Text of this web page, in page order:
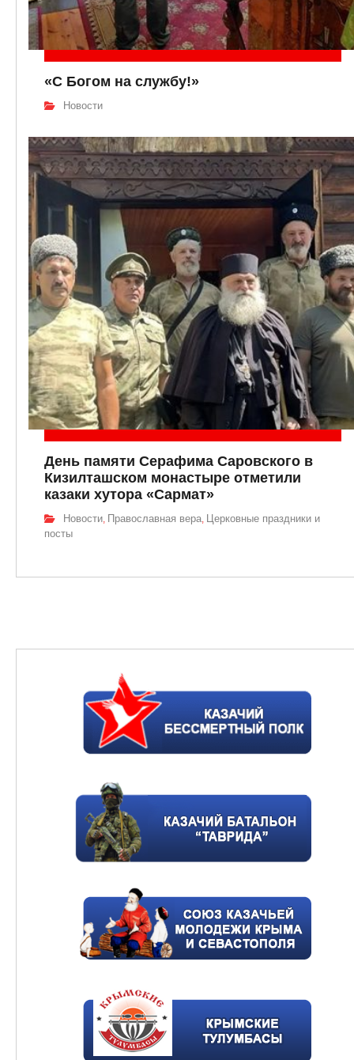
«С Богом на службу!»
Новости
День памяти Серафима Саровского в
Кизилташском монастыре отметили
казаки хутора «Сармат»
Новости, Православная вера,
Церковные праздники и
посты